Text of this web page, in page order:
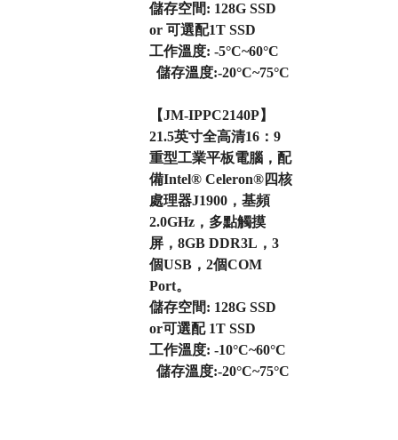
儲存空間: 128G SSD
or 可選配1T SSD
工作溫度: -5°C~60°C
儲存溫度:-20°C~75°C
【JM-IPPC2140P】
21.5英寸全高清16：9
重型工業平板電腦，配
備Intel® Celeron®四核
處理器J1900，基頻
2.0GHz，多點觸摸
屏，8GB DDR3L，3
個USB，2個COM
Port。
儲存空間: 128G SSD
or可選配 1T SSD
工作溫度: -10°C~60°C
儲存溫度:-20°C~75°C